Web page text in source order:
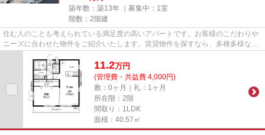
築年数：築13年 ｜募集中： 1室
階数：2階建
住む人のことも考えられている満足度の高いアパートです。お客様のこだわりや
ニーズに合わせた物件をご紹介いたします。賃貸物件を探すなら、多種多様な物
件を取り扱う当社にお任せ下...
11.2万円
(管理費・共益費 4,000円)
敷：0ヶ月｜礼：1ヶ月
所在階：2階
間取り：1LDK
面積：40.57㎡